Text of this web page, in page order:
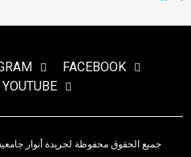
FACEBOOK
YOUTUBE
جميع الحقوق محفوظة لجريدة أنوار